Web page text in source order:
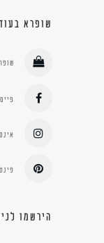
שופרא
הירשמו